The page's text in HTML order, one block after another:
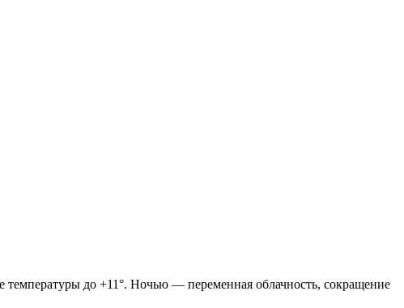
температуры до +11°. Ночью — переменная облачность, сокращение